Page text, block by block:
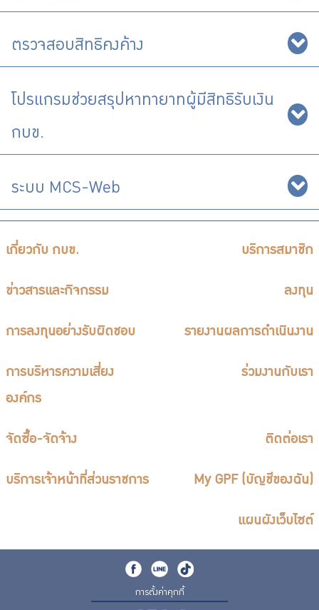
ตรวจสอบสิทธิคงค้าง
โปรแกรมช่วยสรุปหาทายาทผู้มีสิทธิรับเงิน
กบข.
ระบบ MCS-Web
เกี่ยวกับ กบข. บริการสมาชิก
ข่าวสารและกิจกรรม ลงทุน
การลงทุนอย่างรับผิดชอบ รายงานผลการดำเนินงาน
การบริหารความเสี่ยง
องค์กร
ร่วมงานกับเรา
จัดซื้อ-จัดจ้าง ติดต่อเรา
บริการเจ้าหน้าที่ส่วนราชการ My GPF (บัญชีของฉัน)
แผนผังเว็บไซต์
การตั้งค่าคุกกี้